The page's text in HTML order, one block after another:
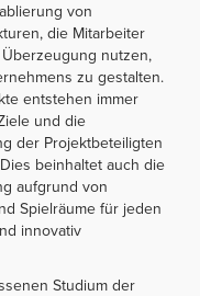
von
die Mitarbeiter
nutzen,
zu gestalten.
entstehen immer
und die
der Projektbeteiligten
beinhaltet auch die
aufgrund von
Spielräume für jeden
innovativ
Studium der